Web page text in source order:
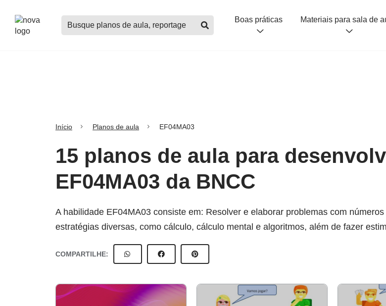
Buscar
planos
Boas práticas Materiais para sala de
Início Planos de aula EF04MA03
15 planos de aula para
EF04MA03 da BNCC
A habilidade EF04MA03 consiste em: Resolver e elaborar problemas com
estratégias diversas, como cálculo, cálculo mental e algoritmos, além de fazer
COMPARTILHE: